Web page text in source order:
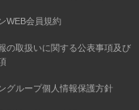
WEB会員規約
の取扱いに関する公表事項及び
グループ個人情報保護方針